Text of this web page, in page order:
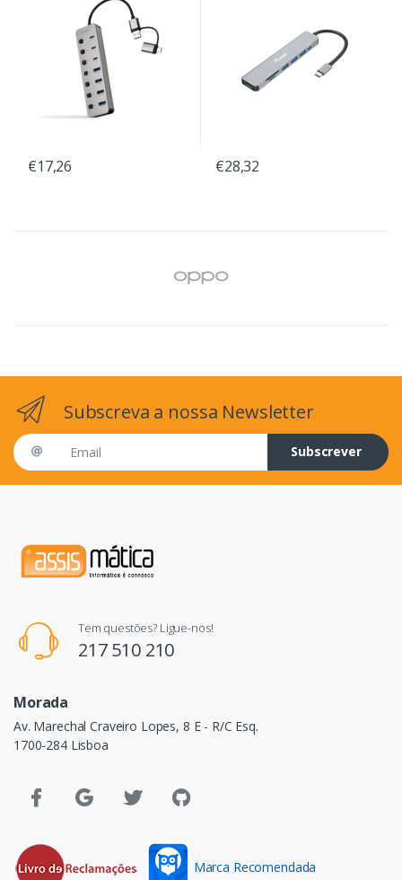
€17,26 €28,32
Subscreva a nossa Newsletter
Email address
Subscrever
Tem questões? Ligue-nos!
217 510 210
Morada
Av. Marechal Craveiro Lopes, 8 E - R/C Esq.
1700-284 Lisboa
Marca Recomendada